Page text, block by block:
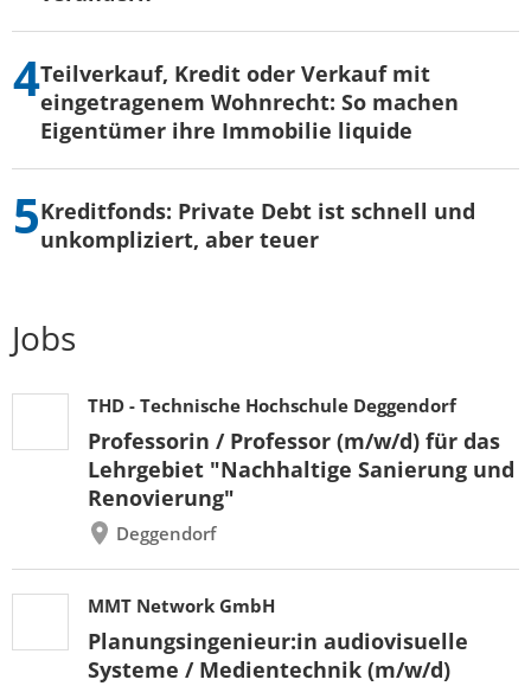
Teilverkauf, Kredit oder Verkauf mit
eingetragenem Wohnrecht: So machen
Eigentümer ihre Immobilie liquide
Kreditfonds: Private Debt ist schnell und
unkompliziert, aber teuer
Jobs
THD - Technische Hochschule Deggendorf
Professorin / Professor (m/w/d) für das
Lehrgebiet "Nachhaltige Sanierung und
Renovierung"
Deggendorf
MMT Network GmbH
Planungsingenieur:in audiovisuelle
Systeme / Medientechnik (m/w/d)